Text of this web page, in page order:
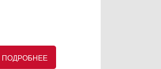
ПОДРОБНЕЕ